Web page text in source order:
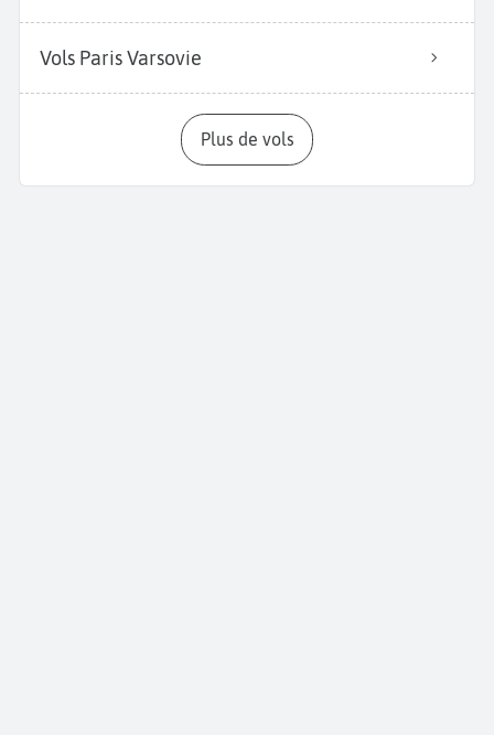
Vols Paris Varsovie
Plus de vols